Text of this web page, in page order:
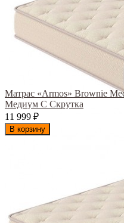
Матрас «Armos» Brownie
Медиум С Скрутка
11 999 ₽
В корзину